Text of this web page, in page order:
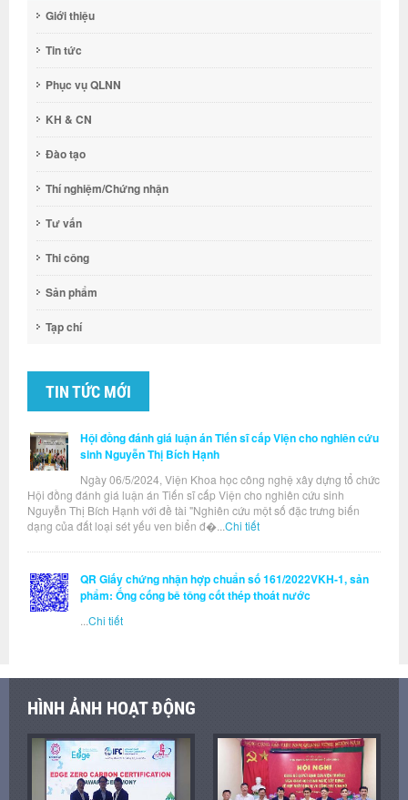
Giới thiệu
Tin tức
Phục vụ QLNN
KH & CN
Đào tạo
Thí nghiệm/Chứng nhận
Tư vấn
Thi công
Sản phẩm
Tạp chí
TIN TỨC MỚI
Hội đồng đánh giá luận án Tiến sĩ cấp Viện cho nghiên cứu
sinh Nguyễn Thị Bích Hạnh
Ngày 06/5/2024, Viện Khoa học công nghệ xây dựng tổ chức
Hội đồng đánh giá luận án Tiến sĩ cấp Viện cho nghiên cứu sinh
Nguyễn Thị Bích Hạnh với đề tài "Nghiên cứu một số đặc trưng biến
dạng của đất loại sét yếu ven biển đ�... Chi tiết
QR Giấy chứng nhận hợp chuẩn số 161/2022VKH-1, sản
phẩm: Ống cống bê tông cốt thép thoát nước
Chi tiết
HÌNH ẢNH HOẠT ĐỘNG